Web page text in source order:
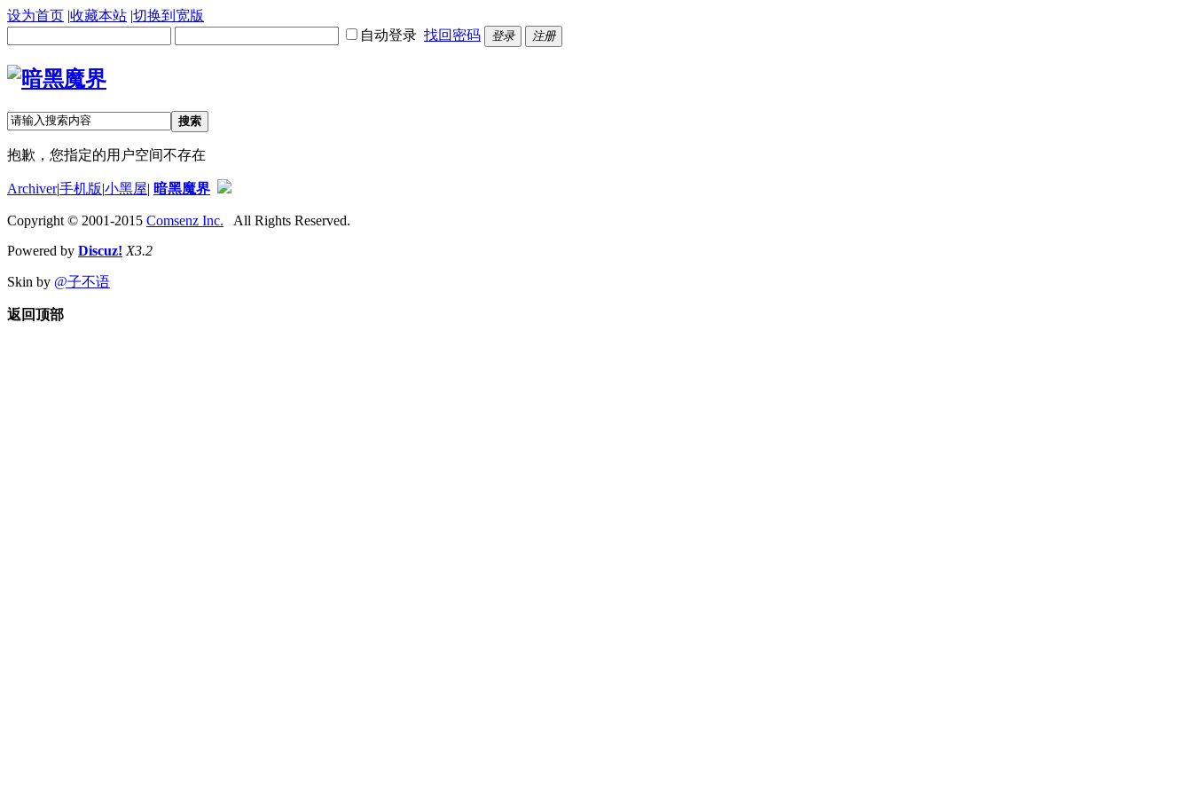
设为首页 |收藏本站 |切换到宽版
自动登录 找回密码 登录 注册
搜索
抱歉，您指定的用户空间不存在
Archiver|手机版|小黑屋| 暗黑魔界
Copyright © 2001-2015 Comsenz Inc. All Rights Reserved.
Powered by Discuz! X3.2
Skin by @子不语
返回顶部